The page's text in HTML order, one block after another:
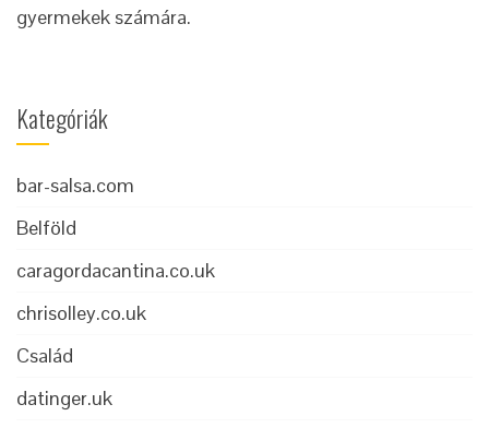
gyermekek számára.
Kategóriák
bar-salsa.com
Belföld
caragordacantina.co.uk
chrisolley.co.uk
Család
datinger.uk